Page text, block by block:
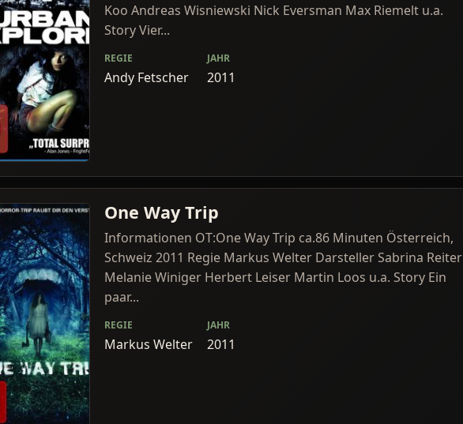
Koo Andreas Wisniewski Nick Eversman Max Riemelt u.a.
Story Vier...
REGIE
Andy Fetscher
JAHR
2011
One Way Trip
Informationen OT:One Way Trip ca.86 Minuten Österreich,
Schweiz 2011 Regie Markus Welter Darsteller Sabrina Reiter
Melanie Winiger Herbert Leiser Martin Loos u.a. Story Ein
paar...
REGIE
Markus Welter
JAHR
2011